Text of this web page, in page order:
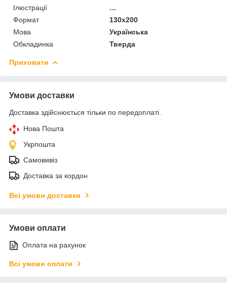
Ілюстрації
…
Формат
130x200
Мова
Українська
Обкладинка
Тверда
Приховати
Умови доставки
Доставка здійснюється тільки по передоплаті.
Нова Пошта
Укрпошта
Самовивіз
Доставка за кордон
Всі умови доставки
Умови оплати
Оплата на рахунок
Всі умови оплати